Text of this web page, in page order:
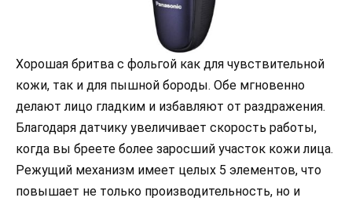
Хорошая бритва с фольгой как для чувствительной
кожи, так и для пышной бороды. Обе мгновенно
делают лицо гладким и избавляют от раздражения.
Благодаря датчику увеличивает скорость работы,
когда вы бреете более заросший участок кожи лица.
Режущий механизм имеет целых 5 элементов, что
повышает не только производительность, но и